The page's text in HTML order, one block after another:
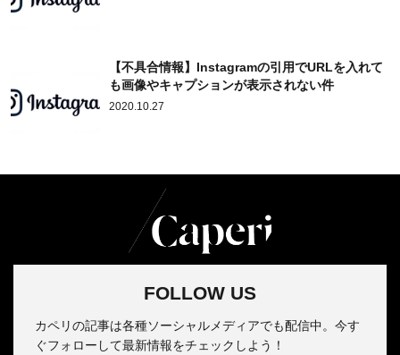
【不具合情報】Instagramの引用でURLを入れて
も画像やキャプションが表示されない件
2020.10.27
FOLLOW US
カペリの記事は各種ソーシャルメディアでも配信中。今す
ぐフォローして最新情報をチェックしよう！